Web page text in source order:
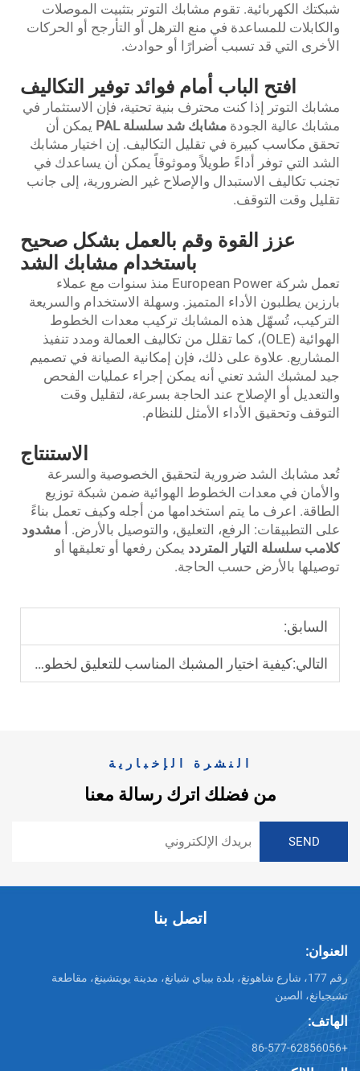
شبكتك الكهربائية. تقوم مشابك التوتر بتثبيت الموصلات
والكابلات للمساعدة في منع الترهل أو التأرجح أو الحركات
الأخرى التي قد تسبب أضرارًا أو حوادث.
افتح الباب أمام فوائد توفير التكاليف
مشابك التوتر إذا كنت محترف بنية تحتية، فإن الاستثمار في
مشابك عالية الجودة مشابك شد سلسلة PAL
يمكن أن
تحقق مكاسب كبيرة في تقليل التكاليف. إن اختيار مشابك
الشد التي توفر أداءً طويلاً وموثوقاً يمكن أن يساعدك في
تجنب تكاليف الاستبدال والإصلاح غير الضرورية، إلى جانب
تقليل وقت التوقف.
عزز القوة وقم بالعمل بشكل صحيح
باستخدام مشابك الشد
تعمل شركة European Power منذ سنوات مع عملاء
بارزين يطلبون الأداء المتميز. وسهلة الاستخدام والسريعة
التركيب، تُسهّل هذه المشابك تركيب معدات الخطوط
الهوائية (OLE)، كما تقلل من تكاليف العمالة ومدد تنفيذ
المشاريع. علاوة على ذلك، فإن إمكانية الصيانة في تصميم
جيد لمشبك الشد تعني أنه يمكن إجراء عمليات الفحص
والتعديل أو الإصلاح عند الحاجة بسرعة، لتقليل وقت
التوقف وتحقيق الأداء الأمثل للنظام.
الاستنتاج
تُعد مشابك الشد ضرورية لتحقيق الخصوصية والسرعة
والأمان في معدات الخطوط الهوائية ضمن شبكة توزيع
الطاقة. اعرف ما يتم استخدامها من أجله وكيف تعمل بناءً
على التطبيقات: الرفع، التعليق، والتوصيل بالأرض. أ مشدود
كلامب سلسلة التيار المتردد يمكن رفعها أو تعليقها أو
توصيلها بالأرض حسب الحاجة.
السابق:
التالي:كيفية اختيار المشبك المناسب للتعليق لخطوط نقل الطاقة
النشرة الإخبارية
من فضلك اترك رسالة معنا
اتصل بنا
العنوان:
رقم 177، شارع شاهونغ، بلدة بيباي شيانغ، مدينة يويتشينغ، مقاطعة
تشيجيانغ، الصين
الهاتف:
+86-577-62856056